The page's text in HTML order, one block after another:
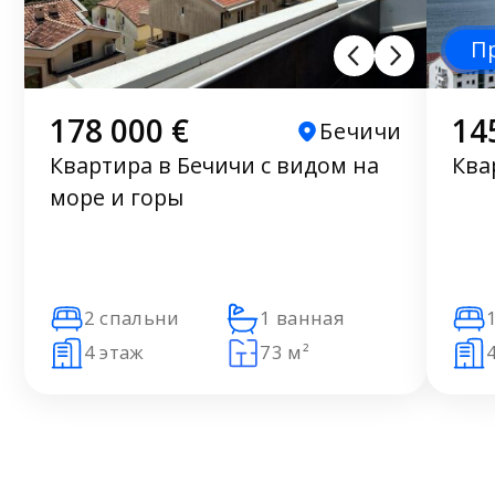
178 000 €
Бечичи
Квартира в Бечичи с видом на
море и горы
2 спальни
1 ванная
4 этаж
73 м²